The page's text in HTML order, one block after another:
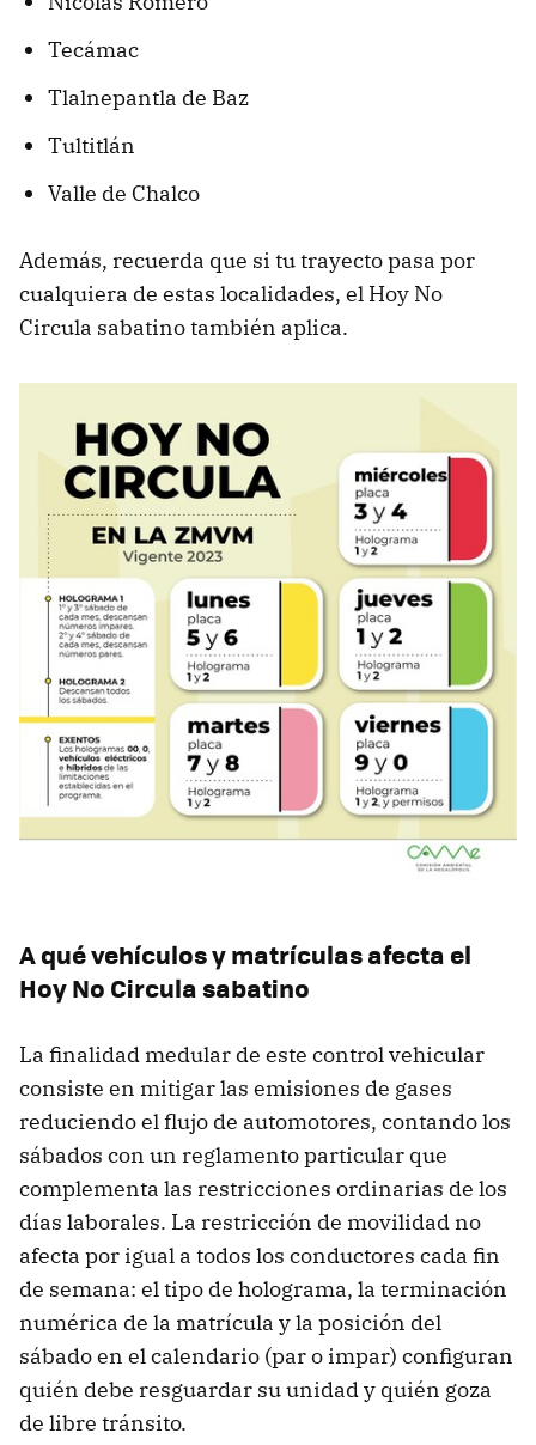
Tecámac
Tlalnepantla de Baz
Tultitlán
Valle de Chalco
Además, recuerda que si tu trayecto pasa por
cualquiera de estas localidades, el Hoy No
Circula sabatino también aplica.
A qué vehículos y matrículas afecta el
Hoy No Circula sabatino
La finalidad medular de este control vehicular
consiste en mitigar las emisiones de gases
reduciendo el flujo de automotores, contando los
sábados con un reglamento particular que
complementa las restricciones ordinarias de los
días laborales. La restricción de movilidad no
afecta por igual a todos los conductores cada fin
de semana: el tipo de holograma, la terminación
numérica de la matrícula y la posición del
sábado en el calendario (par o impar) configuran
quién debe resguardar su unidad y quién goza
de libre tránsito.